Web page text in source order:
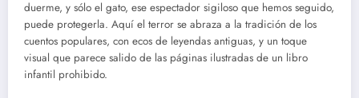
duerme, y sólo el gato, ese espectador sigiloso que hemos seguido,
puede protegerla. Aquí el terror se abraza a la tradición de los
cuentos populares, con ecos de leyendas antiguas, y un toque
visual que parece salido de las páginas ilustradas de un libro
infantil prohibido.